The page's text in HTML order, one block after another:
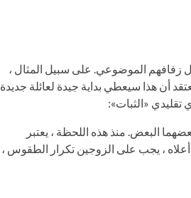
زفافهم الموضوعي. على سبيل المثال ،
أن هذا سيعطي بداية جيدة لعائلة جديدة
«الثبات»:
البعض. منذ هذه اللحظة ، يعتبر
يمر الوقت أعلاه ، يجب على الزوجين تكرار الطقوس ،